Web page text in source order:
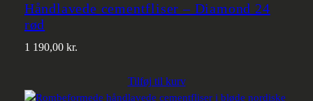
Håndlavede cementfliser – Diamond 24
rød
1 190,00 kr.
Tilføj til kurv